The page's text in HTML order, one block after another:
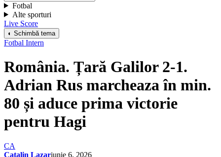
Fotbal
Alte sporturi
Live Score
◐ Schimbă tema
Fotbal Intern
România. Țară Galilor 2-1.
Adrian Rus marcheaza în min.
80 și aduce prima victorie
pentru Hagi
CA
Catalin Lazariunie 6, 2026